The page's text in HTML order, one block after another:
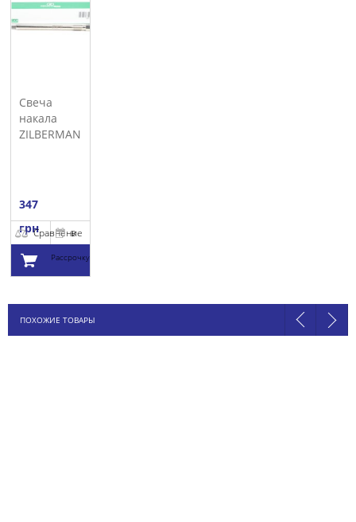
Свеча
накала
ZILBERMANN
347
грнСравнение
В
Рассрочку
корзину
ПОХОЖИЕ ТОВАРЫ